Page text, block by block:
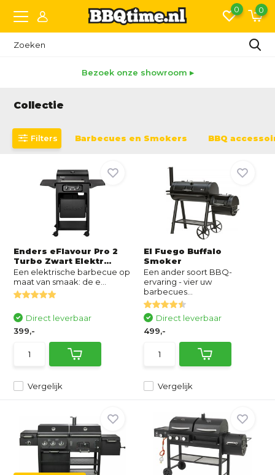
0 0
Snelle levering
Collectie
Filters Barbecues en Smokers BBQ
Enders eFlavour Pro 2
Turbo Zwart Elektr...
Een elektrische barbecue op
maat van smaak: de e...
Vergelijk
Direct leverbaar
399,-
El Fuego Buffalo
Smoker
Een ander soort BBQ-
ervaring - vier uw
barbecues...
Vergelijk
Direct leverbaar
499,-